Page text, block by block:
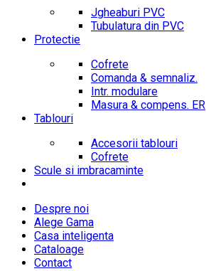
Jgheaburi PVC
Tubulatura din PVC
Protectie
Cofrete
Comanda & semnaliz.
Intr. modulare
Masura & compens. ER
Tablouri
Accesorii tablouri
Cofrete
Scule si imbracaminte
Despre noi
Alege Gama
Casa inteligenta
Cataloage
Contact